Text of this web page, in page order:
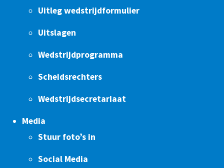
Uitleg wedstrijdformulier
Uitslagen
Wedstrijdprogramma
Scheidsrechters
Wedstrijdsecretariaat
Media
Stuur foto’s in
Social Media